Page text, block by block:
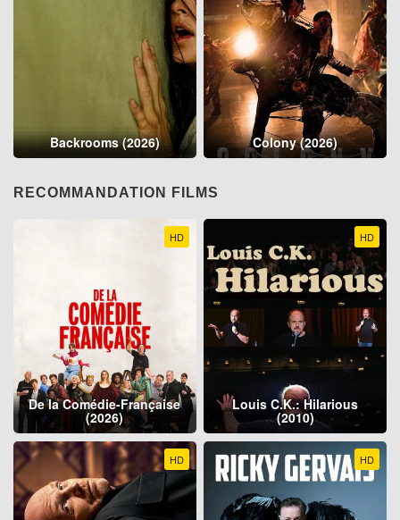
Backrooms (2026) Colony (2026)
RECOMMANDATION FILMS
HD
De la Comédie-Française
(2026)
HD
Louis C.K.: Hilarious
(2010)
HD HD